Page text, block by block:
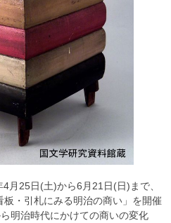
月25日(土)から6月21日(日)まで、
板・引札にみる明治の商い」を開催
明治時代にかけての商いの変化